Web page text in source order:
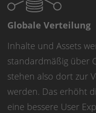
Globale Verteilung
Inhalte und Assets
standardmäßig über
stehen also dort zur
werden. Das erhöht
eine bessere User